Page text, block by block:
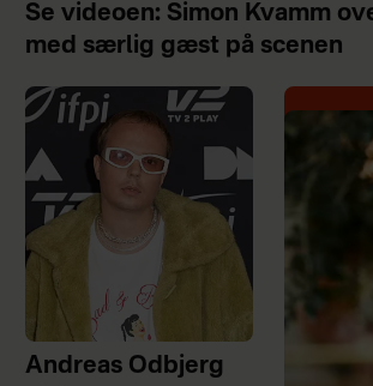
Se videoen: Simon Kvamm
med særlig gæst på scenen
Andreas Odbjerg